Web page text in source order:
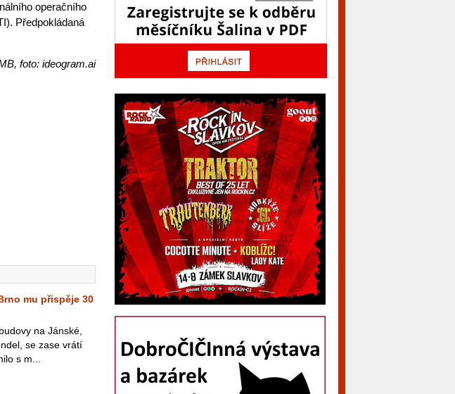
operačního
Předpokládaná
foto: ideogram.ai
mu přispěje 30
na Jánské,
se zase vrátí
s m...